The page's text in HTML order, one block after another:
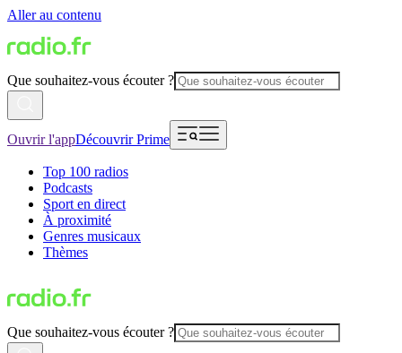
Aller au contenu
Que souhaitez-vous écouter ?
Ouvrir l'appDécouvrir Prime
Top 100 radios
Podcasts
Sport en direct
À proximité
Genres musicaux
Thèmes
Que souhaitez-vous écouter ?